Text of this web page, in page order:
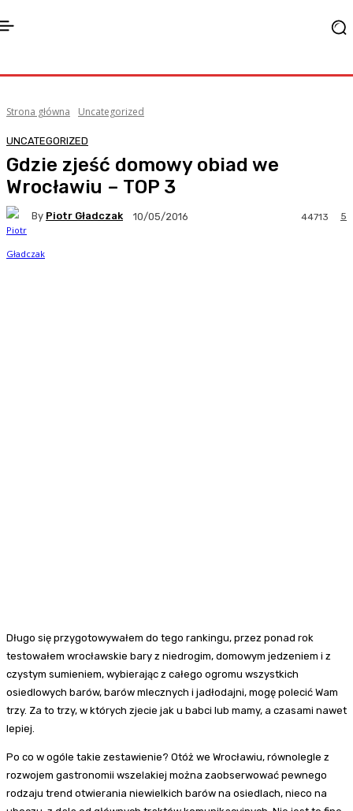
Strona główna Uncategorized
UNCATEGORIZED
Gdzie zjeść domowy obiad we
Wrocławiu – TOP 3
By Piotr Gładczak 10/05/2016 5
44713
Długo się przygotowywałem do tego rankingu, przez ponad rok
testowałem wrocławskie bary z niedrogim, domowym jedzeniem i z
czystym sumieniem, wybierając z całego ogromu wszystkich
osiedlowych barów, barów mlecznych i jadłodajni, mogę polecić Wam
trzy. Za to trzy, w których zjecie jak u babci lub mamy, a czasami nawet
lepiej.
Po co w ogóle takie zestawienie? Otóż we Wrocławiu, równolegle z
rozwojem gastronomii wszelakiej można zaobserwować pewnego
rodzaju trend otwierania niewielkich barów na osiedlach, nieco na